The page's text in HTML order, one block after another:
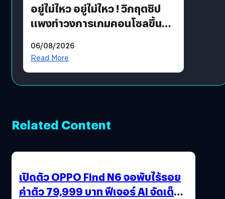
อยู่ไม่ไหว อยู่ไม่ไหว ! วิกฤตชิป
แพงทำวงการเกมคอนโซลขึ้น
?
06/08/2026
Read More
Related Content
เปิดตัว OPPO Find N6 จอพับไร้รอย
ค่าตัว 79,999 บาท ฟีเจอร์ AI จัดเต็ม